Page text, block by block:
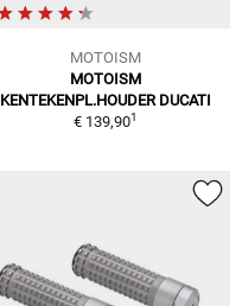
MOTOISM
MOTOISM
KENTEKENPL.HOUDER DUCATI
€ 139,901